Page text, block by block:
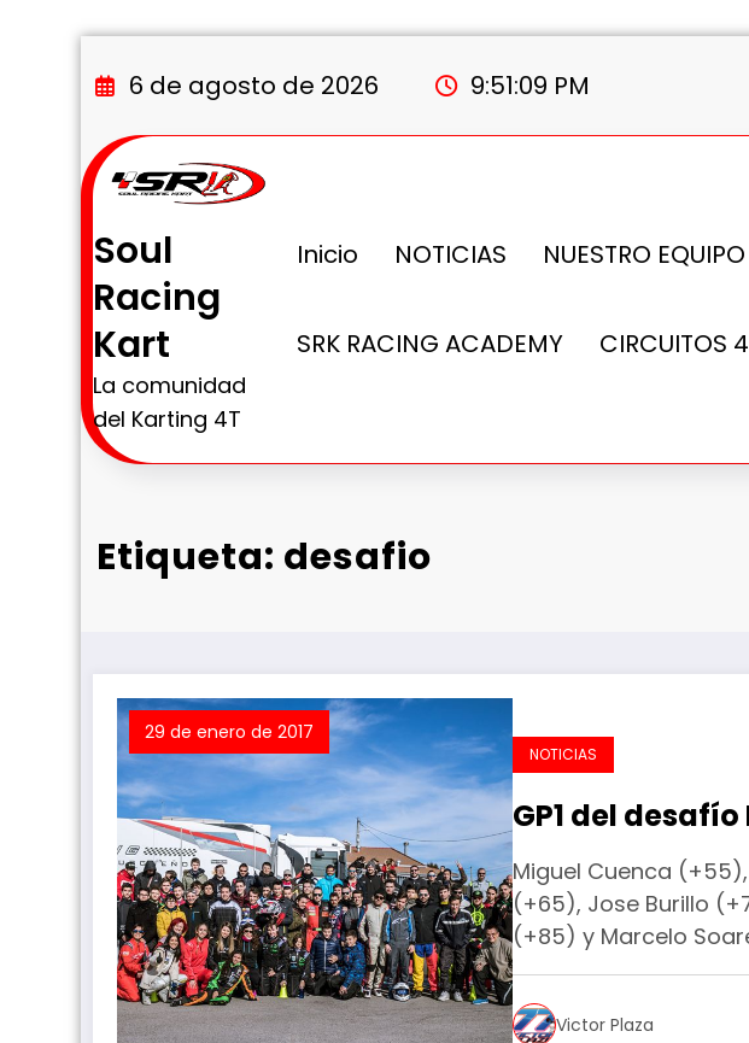
al
6 de agosto de 2026 9:51:10 PM
Soul
Racing
Kart
La comunidad
del Karting 4T
Inicio NOTICIAS NUESTRO EQUIPO
SRK RACING ACADEMY CIRCUITOS
Etiqueta: desafio
29 de enero de 2017
NOTICIAS
GP1 del desafío
Miguel Cuenca
(+65), Jose Burillo
(+85) y Marcelo
Victor Plaza